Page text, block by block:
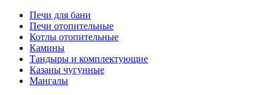
Печи для бани
Печи отопительные
Котлы отопительные
Камины
Тандыры и комплектующие
Казаны чугунные
Мангалы